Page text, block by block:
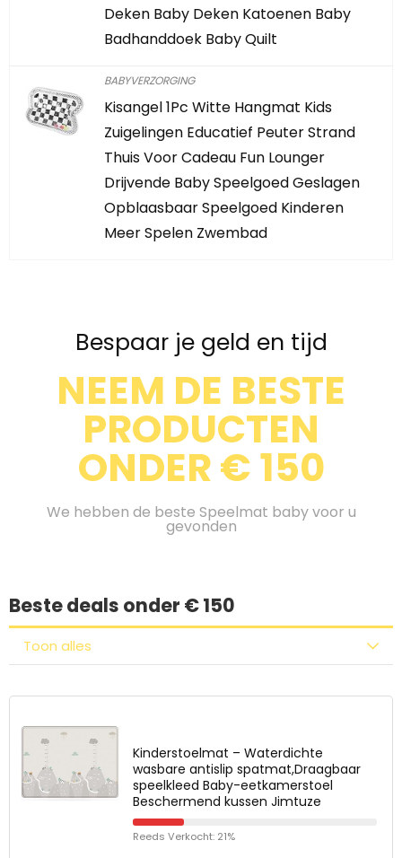
Deken Baby Deken Katoenen Baby
Badhanddoek Baby Quilt
BABYVERZORGING
Kisangel 1Pc Witte Hangmat Kids
Zuigelingen Educatief Peuter Strand
Thuis Voor Cadeau Fun Lounger
Drijvende Baby Speelgoed Geslagen
Opblaasbaar Speelgoed Kinderen
Meer Spelen Zwembad
Bespaar je geld en tijd
NEEM DE BESTE
PRODUCTEN
ONDER € 150
We hebben de beste Speelmat baby voor u
gevonden
Beste deals onder € 150
Toon alles
Kinderstoelmat – Waterdichte
wasbare antislip spatmat,Draagbaar
speelkleed Baby-eetkamerstoel
Beschermend kussen Jimtuze
Reeds Verkocht: 21%